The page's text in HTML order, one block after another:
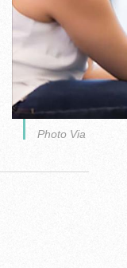
Photo Via